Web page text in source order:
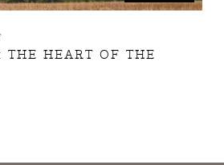
HEART OF THE